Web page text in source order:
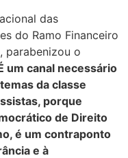
das
do Ramo Financeiro
parabenizou o
um canal necessário
da classe
porque
de Direito
é um contraponto
e à